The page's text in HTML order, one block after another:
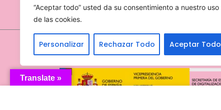
“Aceptar todo” usted da su consentimiento a nuestro uso
de las cookies.
Personalizar Rechazar Todo Aceptar Todo
Translate »